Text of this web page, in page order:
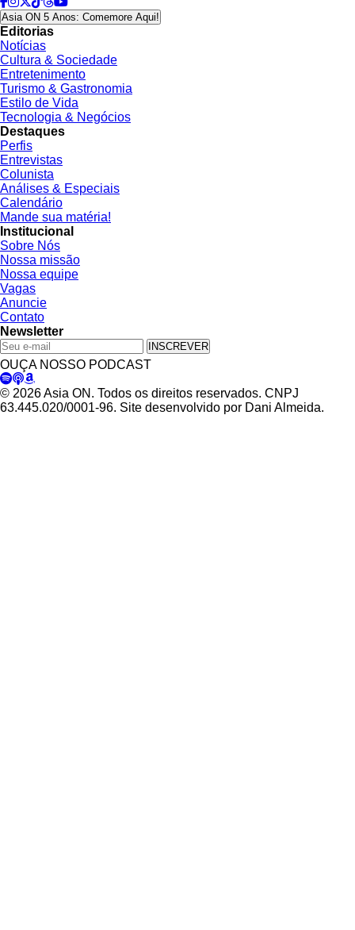
Asia ON 5 Anos: Comemore Aqui!
Editorias
Notícias
Cultura & Sociedade
Entretenimento
Turismo & Gastronomia
Estilo de Vida
Tecnologia & Negócios
Destaques
Perfis
Entrevistas
Colunista
Análises & Especiais
Calendário
Mande sua matéria!
Institucional
Sobre Nós
Nossa missão
Nossa equipe
Vagas
Anuncie
Contato
Newsletter
INSCREVER
OUÇA NOSSO PODCAST
© 2026 Asia ON. Todos os direitos reservados. CNPJ
63.445.020/0001-96. Site desenvolvido por Dani Almeida.